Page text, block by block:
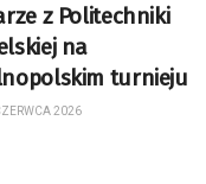
z Politechniki
na
turnieju
2026